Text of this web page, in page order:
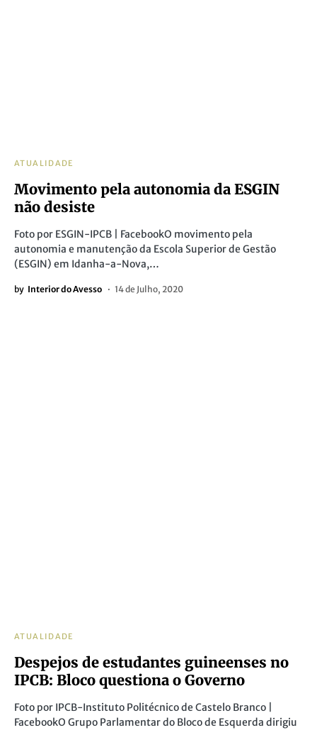
ATUALIDADE
Movimento pela autonomia da ESGIN
não desiste
Foto por ESGIN-IPCB | FacebookO movimento pela
autonomia e manutenção da Escola Superior de Gestão
(ESGIN) em Idanha-a-Nova,…
by Interior do Avesso 14 de Julho, 2020
ATUALIDADE
Despejos de estudantes guineenses no
IPCB: Bloco questiona o Governo
Foto por IPCB-Instituto Politécnico de Castelo Branco |
FacebookO Grupo Parlamentar do Bloco de Esquerda dirigiu